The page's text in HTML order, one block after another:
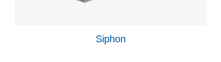
Siphon